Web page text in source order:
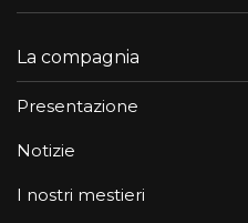
La compagnia
Presentazione
Notizie
I nostri mestieri